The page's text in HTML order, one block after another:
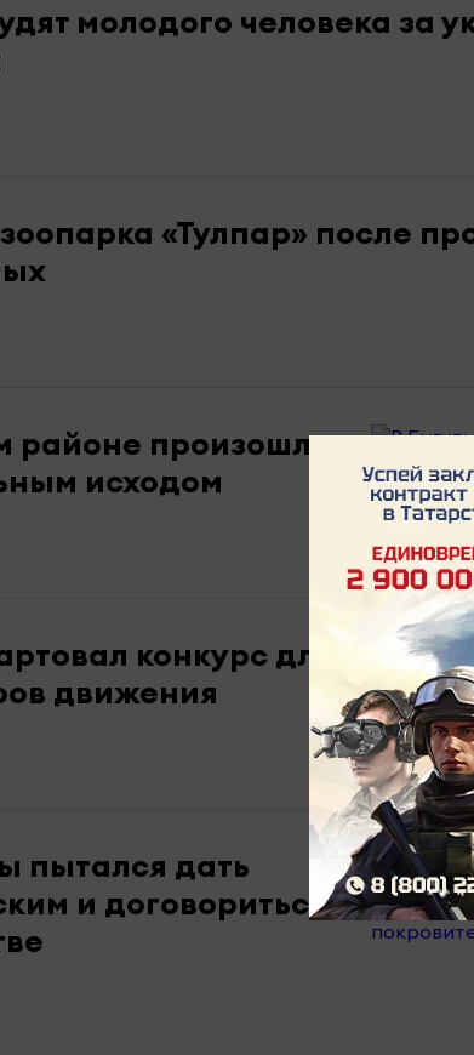
молодого человека за
«Тулпар» после
районе произошло
исходом
конкурс для
движения
пытался дать
и договориться